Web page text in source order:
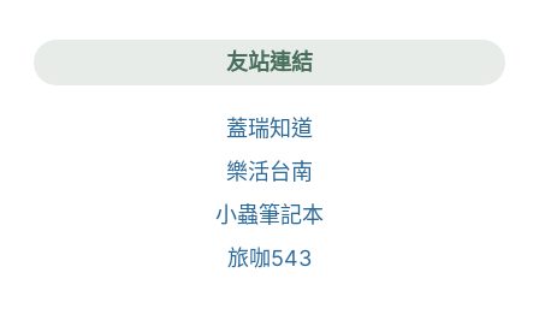
友站連結
蓋瑞知道
樂活台南
小蟲筆記本
旅咖543